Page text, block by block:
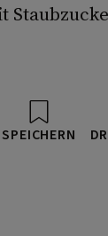
SPEICHERN